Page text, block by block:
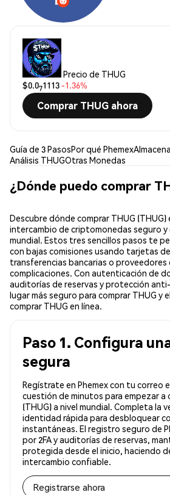
Precio de THUG
$0.071113 -1.36%
Comprar THUG ahora
Guía de 3 PasosPor qué Phemex
Análisis THUGOtras Monedas
¿Dónde puedo comprar
Descubre dónde comprar THUG (THUG)
intercambio de criptomonedas seguro y
mundial. Estos tres sencillos pasos te
con bajas comisiones usando tarjetas
transferencias bancarias o proveedores
complicaciones. Con autenticación de
auditorías de reservas y protección
lugar más seguro para comprar THUG y
comprar THUG en línea.
Paso 1. Configura
segura
Regístrate en Phemex con tu correo
cuestión de minutos para empezar a
(THUG) a nivel mundial. Completa la
identidad rápida para desbloquear
instantáneas. El registro seguro de
por 2FA y auditorías de reservas,
protegida desde el inicio, haciendo
intercambio confiable.
Registrarse ahora